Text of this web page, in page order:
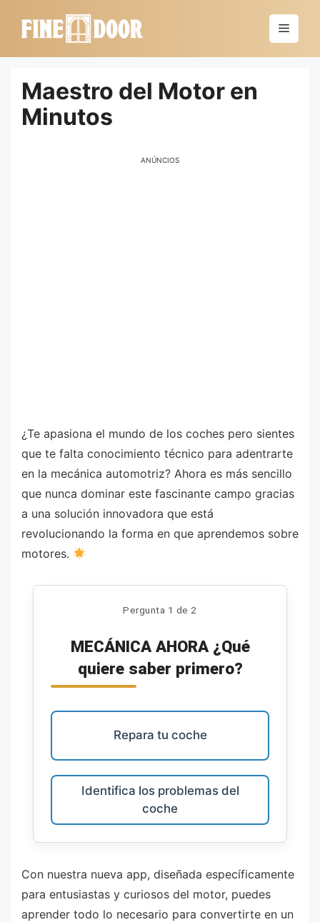
Menú
Maestro del Motor en
Minutos
ANÚNCIOS
¿Te apasiona el mundo de los coches pero sientes
que te falta conocimiento técnico para adentrarte
en la mecánica automotriz? Ahora es más sencillo
que nunca dominar este fascinante campo gracias
a una solución innovadora que está
revolucionando la forma en que aprendemos sobre
motores.
Pergunta 1 de 2
MECÁNICA AHORA ¿Qué
quiere saber primero?
Repara tu coche
Identifica los problemas del
coche
Con nuestra nueva app, diseñada específicamente
para entusiastas y curiosos del motor, puedes
aprender todo lo necesario para convertirte en un